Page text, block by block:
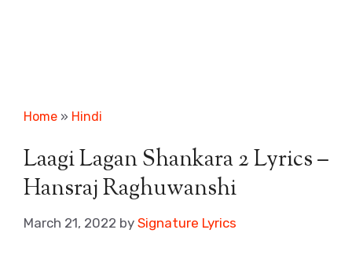
Home » Hindi
Laagi Lagan Shankara 2 Lyrics –
Hansraj Raghuwanshi
March 21, 2022 by Signature Lyrics